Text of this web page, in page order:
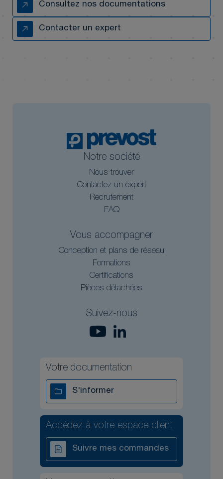
Consultez nos documentations
Contacter un expert
Notre société
Nous trouver
Contactez un expert
Recrutement
FAQ
Vous accompagner
Conception et plans de réseau
Formations
Certifications
Pièces détachées
Suivez-nous
Votre documentation
S'informer
Accédez à votre espace client
Suivre mes commandes